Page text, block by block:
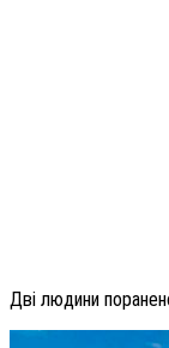
Дві людини